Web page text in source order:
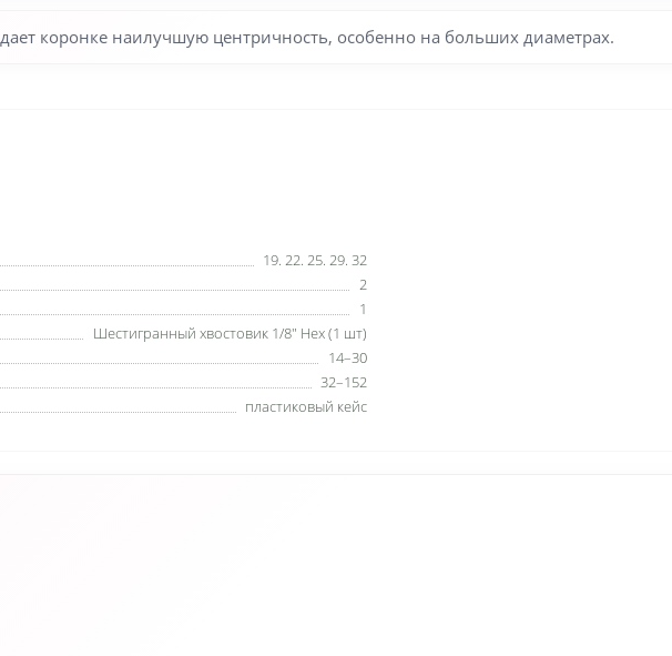
коронке наилучшую центричность, особенно на больших диаметрах.
19. 22. 25. 29. 32
2
1
Шестигранный хвостовик 1/8" Нех (1 шт)
14–30
32–152
пластиковый кейс